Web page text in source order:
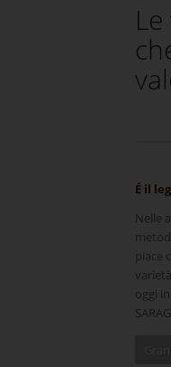
É il
Nelle
piace
oggi